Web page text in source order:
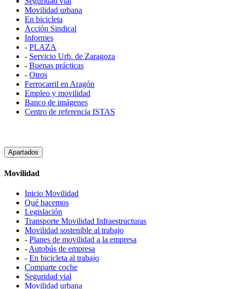
Movilidad urbana
En bicicleta
Acción Sindical
Informes
- PLAZA
- Servicio Urb. de Zaragoza
- Buenas prácticas
- Otros
Ferrocarril en Aragón
Empleo y movilidad
Banco de imágenes
Centro de referencia ISTAS
Apartados
Movilidad
Inicio Movilidad
Qué hacemos
Legislación
Transporte Movilidad Infraestructuras
Movilidad sostenible al trabajo
- Planes de movilidad a la empresa
- Autobús de empresa
- En bicicleta al trabajo
Comparte coche
Seguridad vial
Movilidad urbana